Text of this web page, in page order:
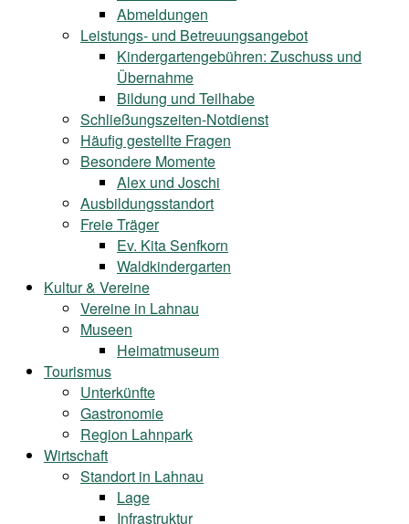
Abmeldungen
Leistungs- und Betreuungsangebot
Kindergartengebühren: Zuschuss und
Übernahme
Bildung und Teilhabe
Schließungszeiten-Notdienst
Häufig gestellte Fragen
Besondere Momente
Alex und Joschi
Ausbildungsstandort
Freie Träger
Ev. Kita Senfkorn
Waldkindergarten
Kultur & Vereine
Vereine in Lahnau
Museen
Heimatmuseum
Tourismus
Unterkünfte
Gastronomie
Region Lahnpark
Wirtschaft
Standort in Lahnau
Lage
Infrastruktur